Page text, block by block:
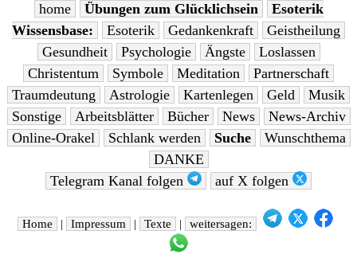
home Übungen zum Glücklichsein
Esoterik
Wissensbase:
Esoterik Gedankenkraft
Geistheilung
Gesundheit
Psychologie Ängste
Loslassen
Christentum
Symbole Meditation
Partnerschaft
Traumdeutung
Astrologie Kartenlegen Geld
Musik
Sonstige
Arbeitsblätter Bücher News
News-Archiv
Online-Orakel
Schlank werden Suche
Wunschthema
DANKE
Telegram Kanal folgen
auf X folgen
Home | Impressum | Texte | weitersagen: